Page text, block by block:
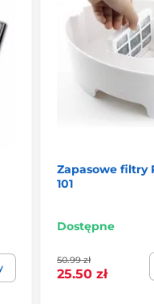
Zapasowe filtry
101
Dostępne
50.99 zł
25.50 zł